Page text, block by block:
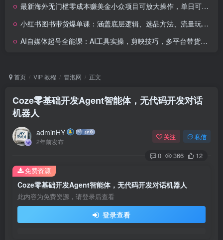
最新海外无门槛零成本赚美金小众项目可放大操作，单日可达300+
小红书图书带货爆单课：涵盖底层逻辑、选品方法、流量玩法，笔记创作，打通卖书各环节
AI自媒体起号全能课：AI工具实操，剪映技巧，多平台带货，0基础快速变现
首页 VIP 教程 冒泡网 正文
Coze零基础开发Agent智能体，无代码开发对话
机器人
adminHY
2年前发布
关注 私信
0 366 12
Coze零基础开发Agent智能体，无代码开发对话机器人
此内容为免费资源，请登录后查看
登录查看
免费资源